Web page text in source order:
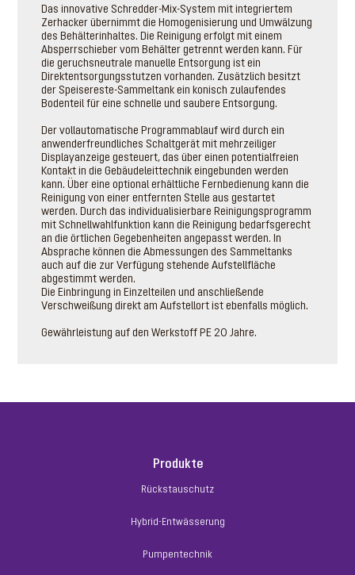
Das innovative Schredder-Mix-System mit integriertem
Zerhacker übernimmt die Homogenisierung und Umwälzung
des Behälterinhaltes. Die Reinigung erfolgt mit einem
Absperrschieber vom Behälter getrennt werden kann. Für
die geruchsneutrale manuelle Entsorgung ist ein
Direktentsorgungsstutzen vorhanden. Zusätzlich besitzt
der Speisereste-Sammeltank ein konisch zulaufendes
Bodenteil für eine schnelle und saubere Entsorgung.
Der vollautomatische Programmablauf wird durch ein
anwenderfreundliches Schaltgerät mit mehrzeiliger
Displayanzeige gesteuert, das über einen potentialfreien
Kontakt in die Gebäudeleittechnik eingebunden werden
kann. Über eine optional erhältliche Fernbedienung kann die
Reinigung von einer entfernten Stelle aus gestartet
werden. Durch das individualisierbare Reinigungsprogramm
mit Schnellwahlfunktion kann die Reinigung bedarfsgerecht
an die örtlichen Gegebenheiten angepasst werden. In
Absprache können die Abmessungen des Sammeltanks
auch auf die zur Verfügung stehende Aufstellfläche
abgestimmt werden.
Die Einbringung in Einzelteilen und anschließende
Verschweißung direkt am Aufstellort ist ebenfalls möglich.
Gewährleistung auf den Werkstoff PE 20 Jahre.
Produkte
Rückstauschutz
Hybrid-Entwässerung
Pumpentechnik